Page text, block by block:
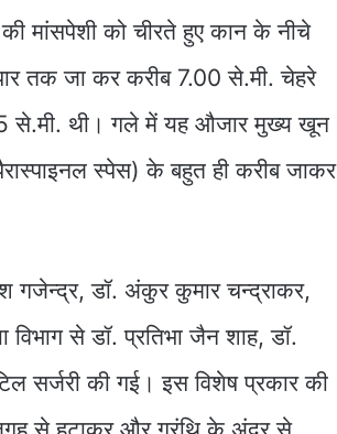
मांसपेशी को चीरते हुए कान के नीचे
तक जा कर करीब 7.00 से.मी. चेहरे
से.मी. थी। गले में यह औजार मुख्य खून
स्पेस) के बहुत ही करीब जाकर
गजेन्द्र, डॉ. अंकुर कुमार चन्द्राकर,
विभाग से डॉ. प्रतिभा जैन शाह, डॉ.
सर्जरी की गई। इस विशेष प्रकार की